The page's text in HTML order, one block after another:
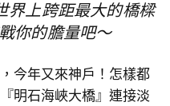
界上跨距最大的橋樑
你的膽量吧～
今年又來神戶！怎樣都
明石海峽大橋』連接淡